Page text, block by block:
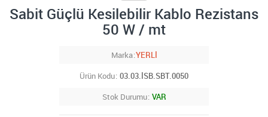
Sabit Güçlü Kesilebilir Kablo Rezistans
50 W / mt
Marka YERLİ
Ürün Kodu 03.03.İSB.SBT.0050
Stok Durumu VAR